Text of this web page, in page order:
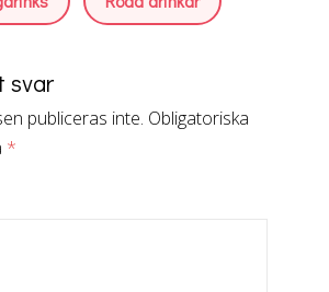
svar
publiceras inte. Obligatoriska
*